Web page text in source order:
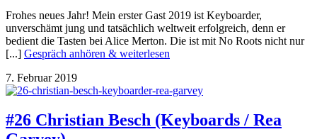
Frohes neues Jahr! Mein erster Gast 2019 ist Keyboarder,
unverschämt jung und tatsächlich weltweit erfolgreich, denn er
bedient die Tasten bei Alice Merton. Die ist mit No Roots nicht nur
[...] Gespräch anhören & weiterlesen
7. Februar 2019
#26 Christian Besch (Keyboards / Rea